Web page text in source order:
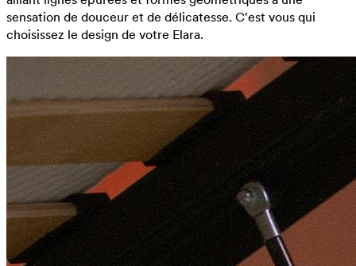
sensation de douceur et de délicatesse. C'est vous qui
choisissez le design de votre Elara.